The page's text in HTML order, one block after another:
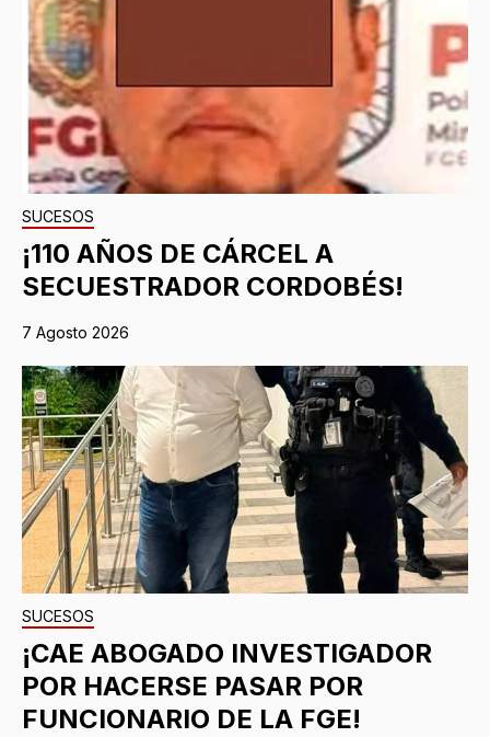
SUCESOS
¡110 AÑOS DE CÁRCEL A
SECUESTRADOR CORDOBÉS!
7 Agosto 2026
SUCESOS
¡CAE ABOGADO INVESTIGADOR
POR HACERSE PASAR POR
FUNCIONARIO DE LA FGE!